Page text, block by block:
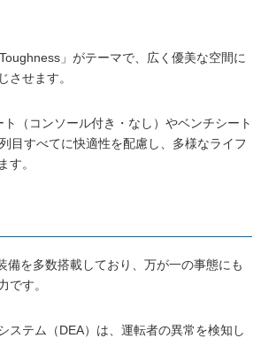
」がテーマで、広く優美な空間に
させます。
（コンソール付き・なし）やベンチシート
目すべてに快適性を配慮し、多様なライフ
す。
備を多数搭載しており、万が一の事態にも
です。
ステム（DEA）は、運転者の異常を検知し